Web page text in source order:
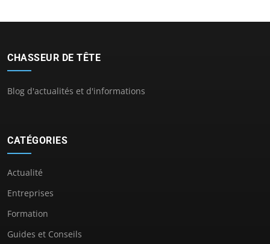
CHASSEUR DE TÊTE
Blog d'actualités et d'informations
CATÉGORIES
Actualité
Entreprises
Formation
Guides et Conseils